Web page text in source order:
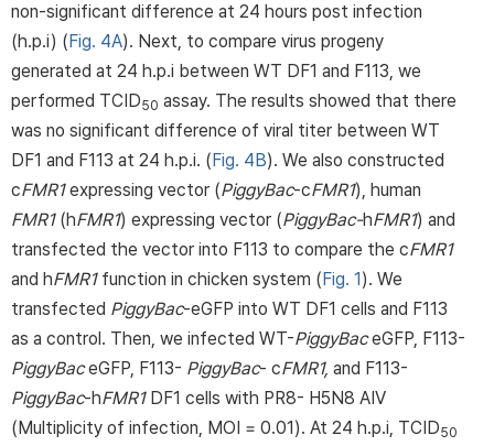
non-significant difference at 24 hours post infection
(h.p.i) (Fig. 4A). Next, to compare virus progeny
generated at 24 h.p.i between WT DF1 and F113, we
performed TCID50 assay. The results showed that there
was no significant difference of viral titer between WT
DF1 and F113 at 24 h.p.i. (Fig. 4B). We also constructed
cFMR1expressing vector (PiggyBac-cFMR1), human
FMR1(hFMR1) expressing vector (PiggyBac-hFMR1) and
transfected the vector into F113 to compare the cFMR1
and hFMR1function in chicken system (Fig. 1). We
transfected PiggyBac-eGFP into WT DF1 cells and F113
as a control. Then, we infected WT-PiggyBaceGFP, F113-
PiggyBaceGFP, F113- PiggyBac- cFMR1, and F113-
PiggyBac-hFMR1DF1 cells with PR8- H5N8 AIV
(Multiplicity of infection, MOI = 0.01). At 24 h.p.i, TCID50